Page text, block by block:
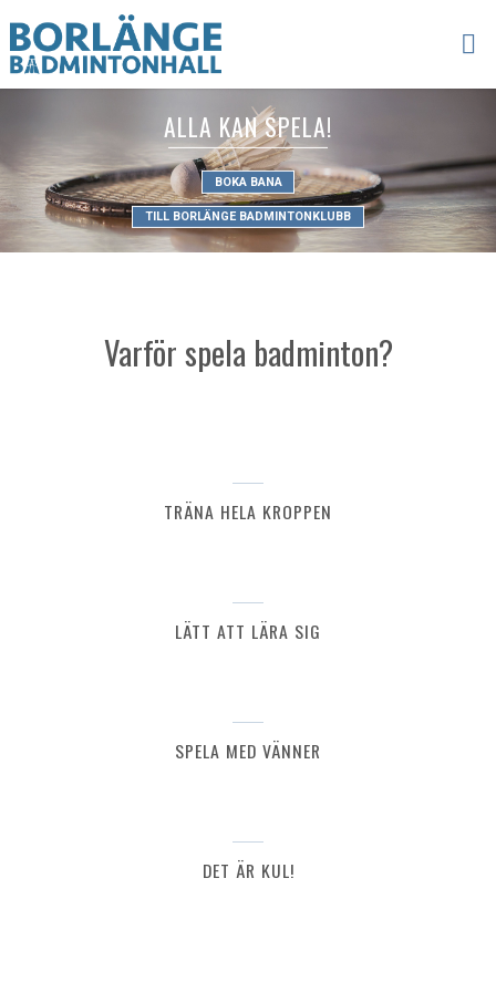
ALLA KAN SPELA!
BOKA BANA
TILL BORLÄNGE BADMINTONKLUBB
Varför spela badminton?
TRÄNA HELA KROPPEN
LÄTT ATT LÄRA SIG
SPELA MED VÄNNER
DET ÄR KUL!